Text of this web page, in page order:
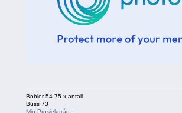
Bobler 54-75 x antall
Buss 73
Min Prosjekttråd